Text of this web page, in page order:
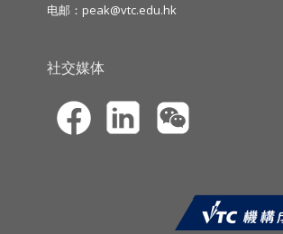
电邮： peak@vtc.edu.hk
社交媒体